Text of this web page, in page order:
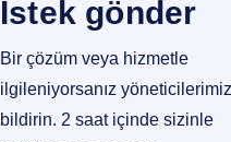
İstek gönder
Bir çözüm veya hizmetle
ilgileniyorsanız
bildirin. 2 saat içinde sizinle